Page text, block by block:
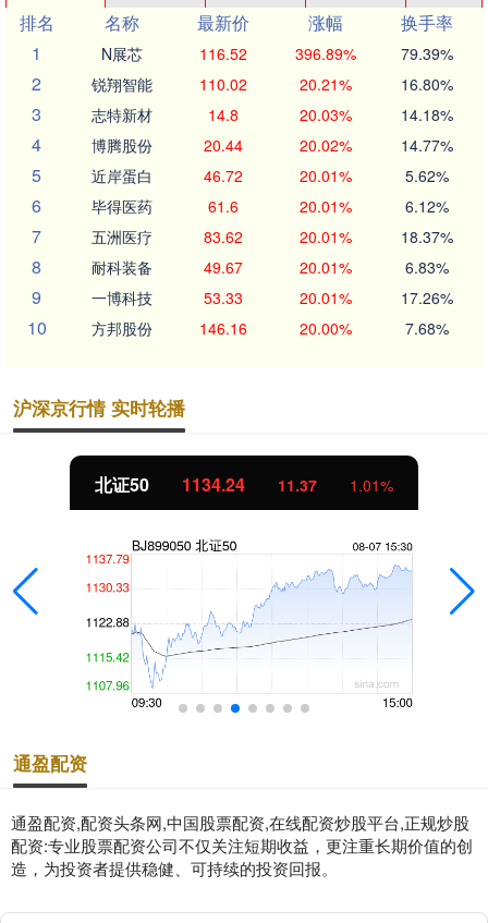
排名
名称 最新价 涨幅
换手率
1
N展芯 116.52 396.89% 79.39%
2 锐翔智能 110.02 20.21% 16.80%
3 志特新材 14.8 20.03% 14.18%
4 博腾股份 20.44 20.02% 14.77%
5 近岸蛋白 46.72 20.01% 5.62%
6 毕得医药 61.6 20.01% 6.12%
7 五洲医疗 83.62 20.01% 18.37%
8 耐科装备 49.67 20.01% 6.83%
9 一博科技 53.33 20.01% 17.26%
10 方邦股份 146.16 20.00% 7.68%
沪深京行情 实时轮播
北证50 1134.24 11.37 1.01%
通盈配资
通盈配资,配资头条网,中国股票配资,在线配资炒股平台,正规炒股
配资:专业股票配资公司不仅关注短期收益，更注重长期价值的创
造，为投资者提供稳健、可持续的投资回报。